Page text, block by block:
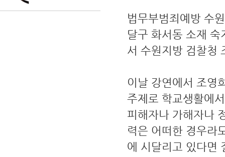
법무부범죄예방 수
달구 화서동 소재
서 수원지방 검찰청
이날 강연에서 조영
주제로 학교생활에
피해자나 가해자나
력은 어떠한 경우라
에 시달리고 있다면